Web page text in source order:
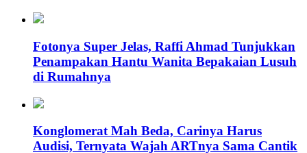
Fotonya Super Jelas, Raffi Ahmad Tunjukkan
Penampakan Hantu Wanita Bepakaian Lusuh
di Rumahnya
Konglomerat Mah Beda, Carinya Harus
Audisi, Ternyata Wajah ARTnya Sama Cantik